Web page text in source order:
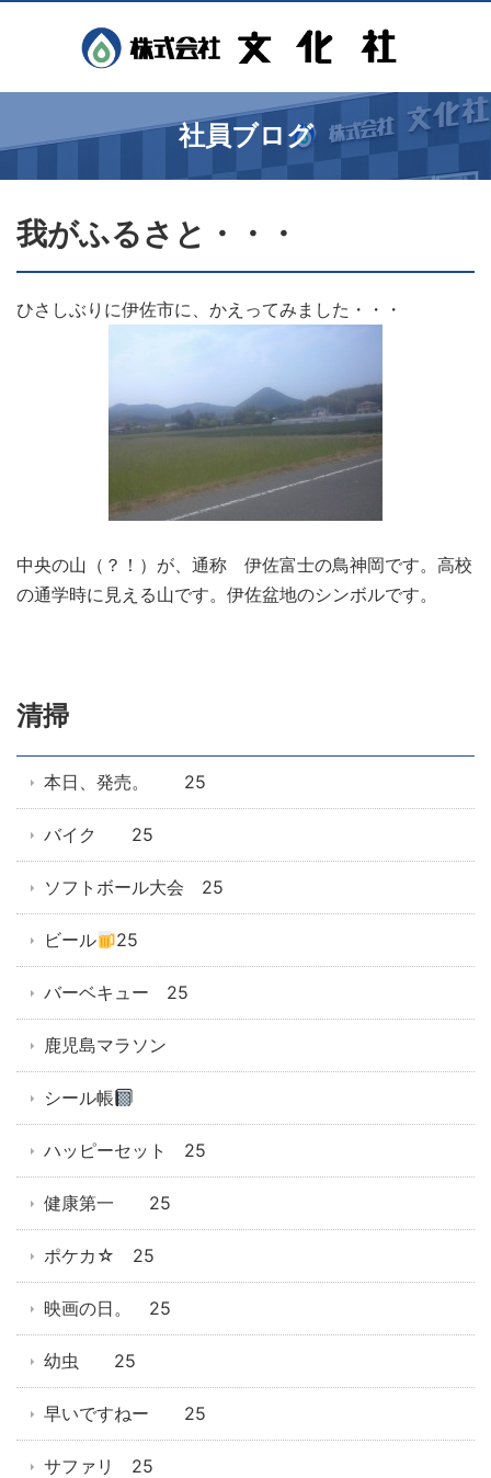
社員ブログ
我がふるさと・・・
ひさしぶりに伊佐市に、かえってみました・・・
中央の山（？！）が、通称 伊佐富士の鳥神岡です。高校
の通学時に見える山です。伊佐盆地のシンボルです。
清掃
本日、発売。 25
バイク 25
ソフトボール大会 25
ビール 25
バーベキュー 25
鹿児島マラソン
シール帳
ハッピーセット 25
健康第一 25
ポケカ☆ 25
映画の日。 25
幼虫 25
早いですねー 25
サファリ 25